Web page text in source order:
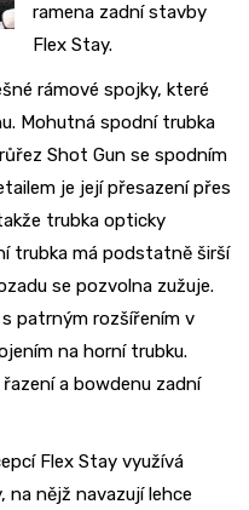
ramena zadní stavby
Flex Stay.
rámové spojky, které
Mohutná spodní trubka
Shot Gun se spodním
je její přesazení přes
trubka opticky
trubka má podstatně širší
se pozvolna zužuje.
patrným rozšířením v
na horní trubku.
a bowdenu zadní
Flex Stay využívá
nějž navazují lehce